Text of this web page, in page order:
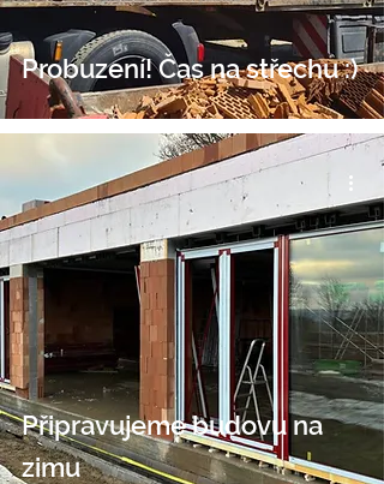
Probuzení! Čas na střechu :)
Připravujeme budovu na
zimu